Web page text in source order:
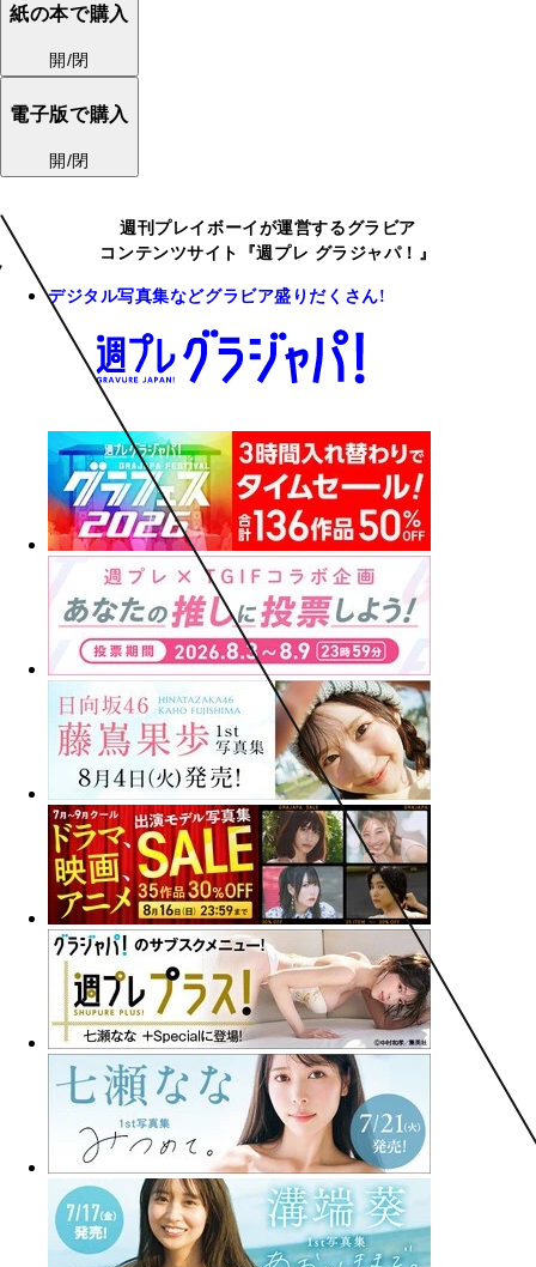
紙の本で購入
開/閉
電子版で購入
開/閉
週刊プレイボーイが運営するグラビア
コンテンツサイト『週プレ グラジャパ！』
デジタル写真集などグラビア盛りだくさん!